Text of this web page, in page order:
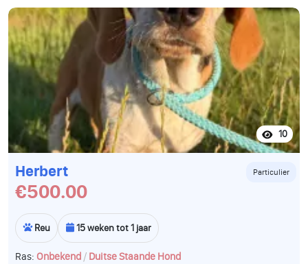
10
Herbert Particulier
€500.00
Reu 15 weken tot 1 jaar
Ras: Onbekend / Duitse Staande Hond